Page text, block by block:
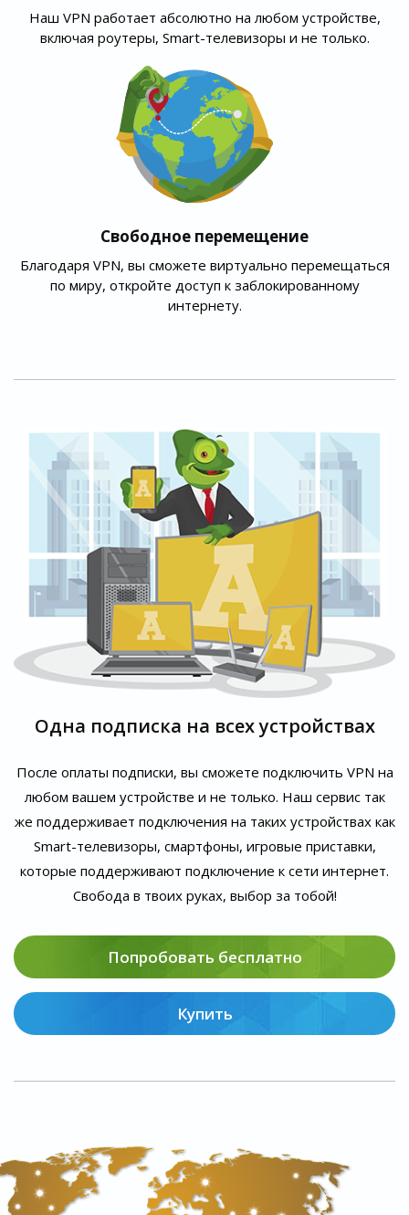
Наш VPN работает абсолютно на любом устройстве,
включая роутеры, Smart-телевизоры и не только.
Свободное перемещение
Благодаря VPN, вы сможете виртуально перемещаться
по миру, откройте доступ к заблокированному
интернету.
Одна подписка на всех устройствах
После оплаты подписки, вы сможете подключить VPN на
любом вашем устройстве и не только. Наш сервис так
же поддерживает подключения на таких устройствах как
Smart-телевизоры, смартфоны, игровые приставки,
которые поддерживают подключение к сети интернет.
Свобода в твоих руках, выбор за тобой!
Попробовать бесплатно
Купить